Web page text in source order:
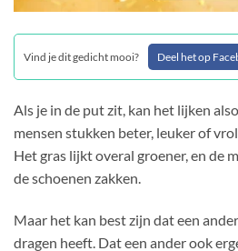
Vind je dit gedicht mooi? Deel het op
Als je in de put zit, kan het lijken
mensen stukken beter, leuker of
Het gras lijkt overal groener, en de
de schoenen zakken.
Maar het kan best zijn dat een
dragen heeft. Dat een ander ook